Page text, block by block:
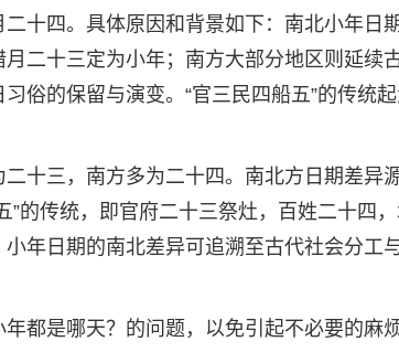
十四。具体原因和背景如下：南北小年日
二十三定为小年；南方大部分地区则延续
俗的保留与演变。“官三民四船五”的传统
十三，南方多为二十四。南北方日期差异
的传统，即官府二十三祭灶，百姓二十四
年日期的南北差异可追溯至古代社会分工
都是哪天？的问题，以免引起不必要的麻